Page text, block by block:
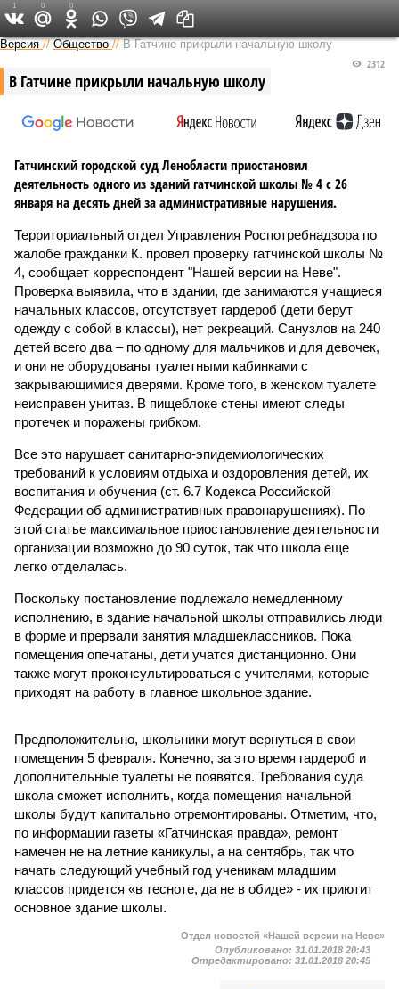
Версия на Неве
Версия //Общество //В Гатчине прикрыли начальную школу
В Гатчине прикрыли начальную школу
2312
Гатчинский городской суд Ленобласти приостановил
деятельность одного из зданий гатчинской школы № 4 с 26
января на десять дней за административные нарушения.
Территориальный отдел Управления Роспотребнадзора по
жалобе гражданки К. провел проверку гатчинской школы №
4, сообщает корреспондент "Нашей версии на Неве".
Проверка выявила, что в здании, где занимаются учащиеся
начальных классов, отсутствует гардероб (дети берут
одежду с собой в классы), нет рекреаций. Санузлов на 240
детей всего два – по одному для мальчиков и для девочек,
и они не оборудованы туалетными кабинками с
закрывающимися дверями. Кроме того, в женском туалете
неисправен унитаз. В пищеблоке стены имеют следы
протечек и поражены грибком.
Все это нарушает санитарно-эпидемиологических
требований к условиям отдыха и оздоровления детей, их
воспитания и обучения (ст. 6.7 Кодекса Российской
Федерации об административных правонарушениях). По
этой статье максимальное приостановление деятельности
организации возможно до 90 суток, так что школа еще
легко отделалась.
Поскольку постановление подлежало немедленному
исполнению, в здание начальной школы отправились люди
в форме и прервали занятия младшеклассников. Пока
помещения опечатаны, дети учатся дистанционно. Они
также могут проконсультироваться с учителями, которые
приходят на работу в главное школьное здание.
Предположительно, школьники могут вернуться в свои
помещения 5 февраля. Конечно, за это время гардероб и
дополнительные туалеты не появятся. Требования суда
школа сможет исполнить, когда помещения начальной
школы будут капитально отремонтированы. Отметим, что,
по информации газеты «Гатчинская правда», ремонт
намечен не на летние каникулы, а на сентябрь, так что
начать следующий учебный год ученикам младшим
классов придется «в тесноте, да не в обиде» - их приютит
основное здание школы.
1 0 0
Отдел новостей «Нашей версии на Неве»
Опубликовано: 31.01.2018 20:43
Отредактировано: 31.01.2018 20:45